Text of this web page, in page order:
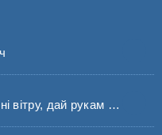
більше сил (Балсам)